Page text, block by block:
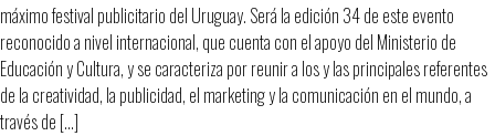
máximo festival publicitario del Uruguay. Será la edición 34 de este evento
reconocido a nivel internacional, que cuenta con el apoyo del Ministerio de
Educación y Cultura, y se caracteriza por reunir a los y las principales referentes
de la creatividad, la publicidad, el marketing y la comunicación en el mundo, a
través de […]